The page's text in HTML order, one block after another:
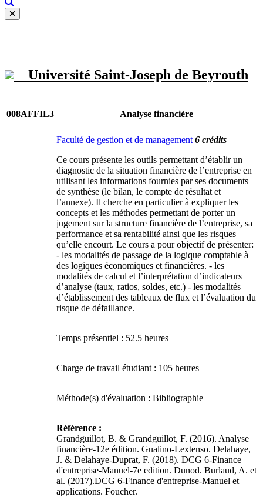
Université Saint-Joseph de Beyrouth
008AFFIL3 Analyse financière
Faculté de gestion et de management 6 crédits
Ce cours présente les outils permettant d’établir un
diagnostic de la situation financière de l’entreprise en
utilisant les informations fournies par ses documents
de synthèse (le bilan, le compte de résultat et
l’annexe). Il cherche en particulier à expliquer les
concepts et les méthodes permettant de porter un
jugement sur la structure financière de l’entreprise, sa
performance et sa rentabilité ainsi que les risques
qu’elle encourt. Le cours a pour objectif de présenter:
- les modalités de passage de la logique comptable à
des logiques économiques et financières. - les
modalités de calcul et l’interprétation d’indicateurs
d’analyse (taux, ratios, soldes, etc.) - les modalités
d’établissement des tableaux de flux et l’évaluation du
risque de défaillance.
Temps présentiel : 52.5 heures
Charge de travail étudiant : 105 heures
Méthode(s) d'évaluation : Bibliographie
Référence :
Grandguillot, B. & Grandguillot, F. (2016). Analyse
financière-12e édition. Gualino-Lextenso. Delahaye,
J. & Delahaye-Duprat, F. (2018). DCG 6-Finance
d'entreprise-Manuel-7e edition. Dunod. Burlaud, A. et
al. (2017).DCG 6-Finance d'entreprise-Manuel et
applications. Foucher.